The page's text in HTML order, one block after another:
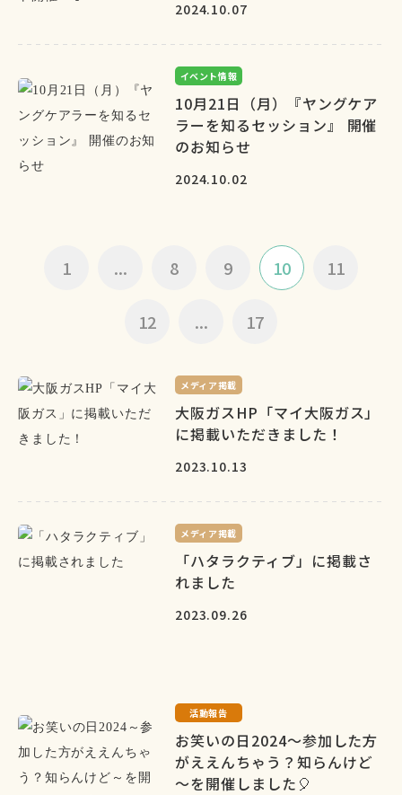
2024.10.07
イベント情報
10月21日（月）『ヤングケア
ラーを知るセッション』 開催
のお知らせ
2024.10.02
1 ... 8 9 10 11
12 ... 17
メディア掲載
大阪ガスHP「マイ大阪ガス」
に掲載いただきました！
2023.10.13
メディア掲載
「ハタラクティブ」に掲載さ
れました
2023.09.26
活動報告
お笑いの日2024～参加した方
がええんちゃう？知らんけど
～を開催しました🎈